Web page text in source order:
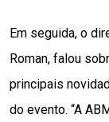
Em seguida, o
Roman, falou
principais
do evento. “A